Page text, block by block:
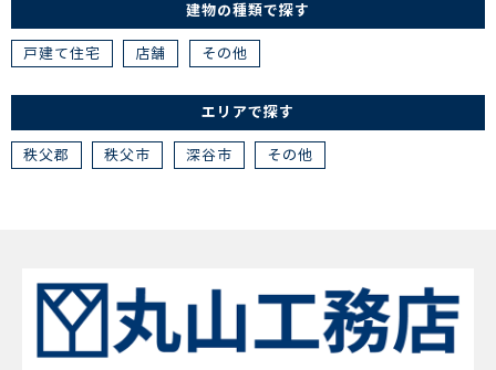
建物の種類で探す
戸建て住宅 店舗 その他
エリアで探す
秩父郡 秩父市 深谷市 その他